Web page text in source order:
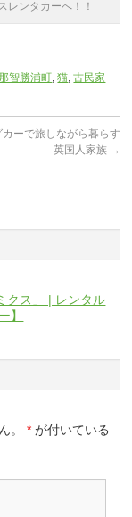
レンタカーへ！！
智勝浦町,猫,古民家
ーで旅しながら暮らす
英国人家族 →
クス」 | レンタル
】
。 * が付いている